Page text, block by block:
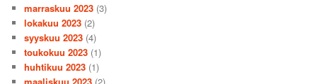
marraskuu 2023 (3)
lokakuu 2023 (2)
syyskuu 2023 (4)
toukokuu 2023 (1)
huhtikuu 2023 (1)